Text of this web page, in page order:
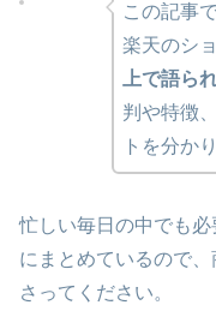
この記事
楽天のシ
上で語ら
判や特徴
トを分か
忙しい毎日の中でも
にまとめているので
さってください。